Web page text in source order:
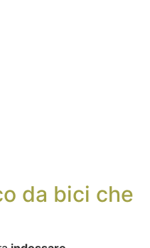
da bici che